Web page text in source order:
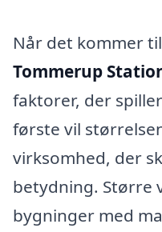
Når det kommer til
Tommerup
faktorer, der
første vil
virksomhed, der
betydning. Større
bygninger med